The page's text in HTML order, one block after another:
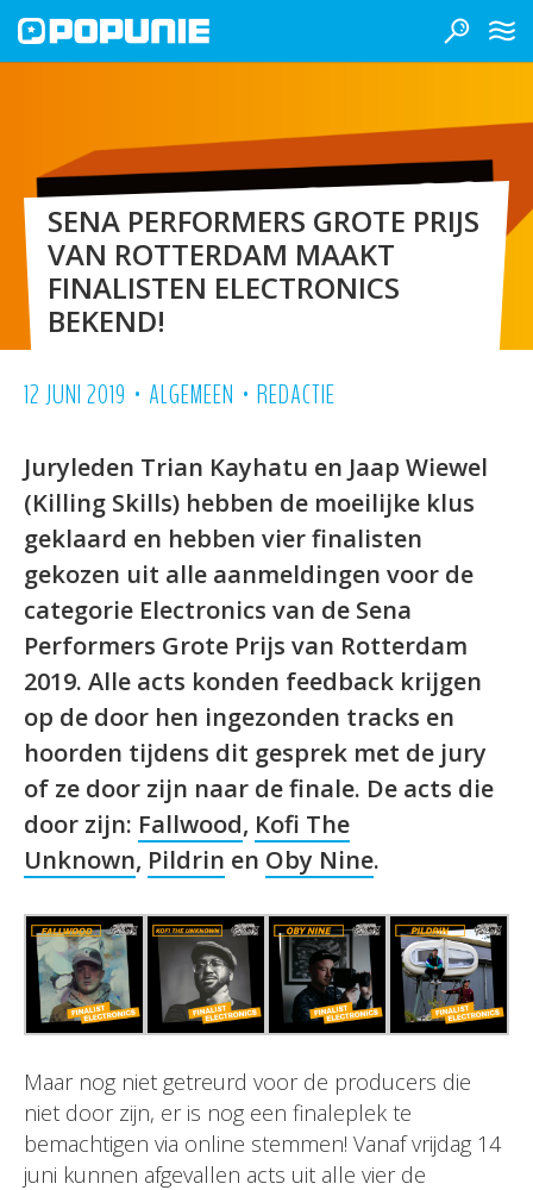
SENA PERFORMERS GROTE PRIJS
VAN ROTTERDAM MAAKT
FINALISTEN ELECTRONICS
BEKEND!
12 JUNI 2019 • ALGEMEEN • REDACTIE
Juryleden Trian Kayhatu en Jaap Wiewel
(Killing Skills) hebben de moeilijke klus
geklaard en hebben vier finalisten
gekozen uit alle aanmeldingen voor de
categorie Electronics van de Sena
Performers Grote Prijs van Rotterdam
2019. Alle acts konden feedback krijgen
op de door hen ingezonden tracks en
hoorden tijdens dit gesprek met de jury
of ze door zijn naar de finale. De acts die
door zijn: Fallwood, Kofi The
Unknown, Pildrin en Oby Nine.
Maar nog niet getreurd voor de producers die
niet door zijn, er is nog een finaleplek te
bemachtigen via online stemmen! Vanaf vrijdag 14
juni kunnen afgevallen acts uit alle vier de